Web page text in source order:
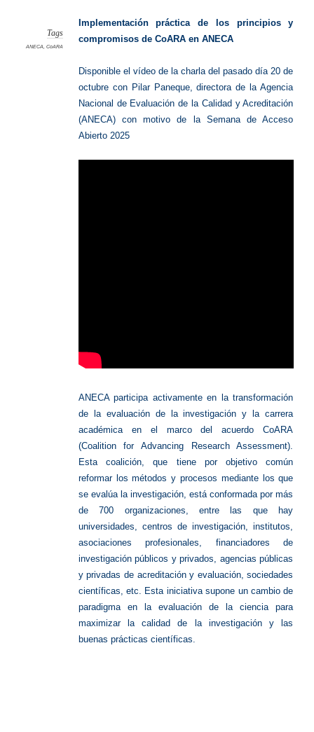
Tags
ANECA, CoARA
Implementación práctica de los principios y
compromisos de CoARA en ANECA
Disponible el vídeo de la charla del pasado día 20 de
octubre con Pilar Paneque, directora de la Agencia
Nacional de Evaluación de la Calidad y Acreditación
(ANECA) con motivo de la Semana de Acceso
Abierto 2025
ANECA participa activamente en la transformación
de la evaluación de la investigación y la carrera
académica en el marco del acuerdo CoARA
(Coalition for Advancing Research Assessment).
Esta coalición, que tiene por objetivo común
reformar los métodos y procesos mediante los que
se evalúa la investigación, está conformada por más
de 700 organizaciones, entre las que hay
universidades, centros de investigación, institutos,
asociaciones profesionales, financiadores de
investigación públicos y privados, agencias públicas
y privadas de acreditación y evaluación, sociedades
científicas, etc. Esta iniciativa supone un cambio de
paradigma en la evaluación de la ciencia para
maximizar la calidad de la investigación y las
buenas prácticas científicas.